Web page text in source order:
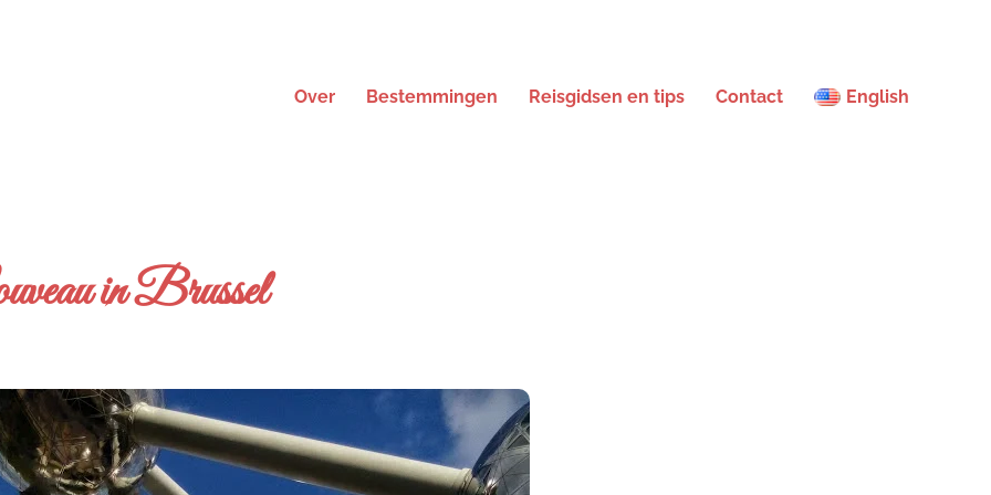
Over Bestemmingen Reisgidsen en tips Contact English
in Brussel